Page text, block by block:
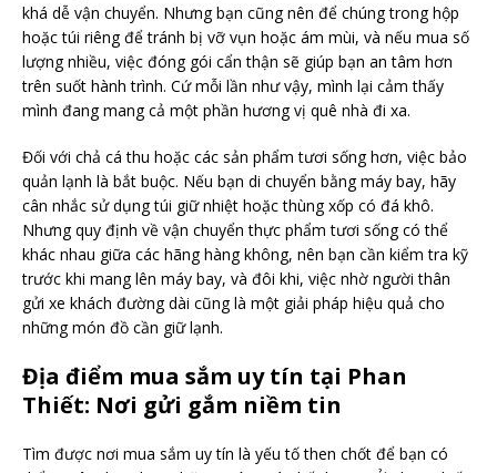
khá dễ vận chuyển. Nhưng bạn cũng nên để chúng trong hộp
hoặc túi riêng để tránh bị vỡ vụn hoặc ám mùi, và nếu mua số
lượng nhiều, việc đóng gói cẩn thận sẽ giúp bạn an tâm hơn
trên suốt hành trình. Cứ mỗi lần như vậy, mình lại cảm thấy
mình đang mang cả một phần hương vị quê nhà đi xa.
Đối với chả cá thu hoặc các sản phẩm tươi sống hơn, việc bảo
quản lạnh là bắt buộc. Nếu bạn di chuyển bằng máy bay, hãy
cân nhắc sử dụng túi giữ nhiệt hoặc thùng xốp có đá khô.
Nhưng quy định về vận chuyển thực phẩm tươi sống có thể
khác nhau giữa các hãng hàng không, nên bạn cần kiểm tra kỹ
trước khi mang lên máy bay, và đôi khi, việc nhờ người thân
gửi xe khách đường dài cũng là một giải pháp hiệu quả cho
những món đồ cần giữ lạnh.
Địa điểm mua sắm uy tín tại Phan
Thiết: Nơi gửi gắm niềm tin
Tìm được nơi mua sắm uy tín là yếu tố then chốt để bạn có